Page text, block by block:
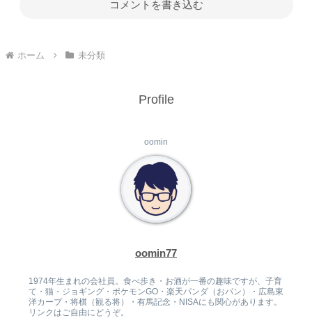
コメントを書き込む
ホーム 未分類
Profile
oomin
oomin77
1974年生まれの会社員。食べ歩き・お酒が一番の趣味ですが、子育
て・猫・ジョギング・ポケモンGO・楽天パンダ（おパン）・広島東
洋カープ・将棋（観る将）・有馬記念・NISAにも関心があります。
リンクはご自由にどうぞ。